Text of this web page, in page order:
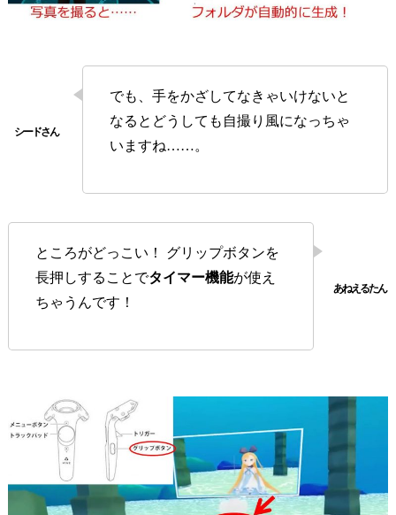
でも、手をかざしてなきゃいけないと
なるとどうしても自撮り風になっちゃ
いますね……。
ところがどっこい！ グリップボタンを
長押しすることでタイマー機能が使え
ちゃうんです！